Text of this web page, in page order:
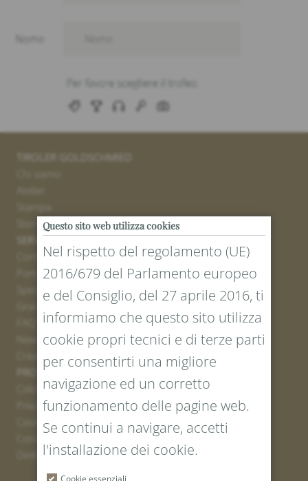
TIROLER GOLDSCHMIED
Stores
SERVICE
Contatto
Portale resi
Spedizione
Grandezze e lunghezze
Newsletter iscrizione
PROTEZIONE LEGALE E DEI DATI
Colofone
Privacy Policy
Cookies
Diritto di recesso
Questo sito web utilizza cookies
Nel rispetto del regolamento (UE)
2016/679 del Parlamento europeo
e del Consiglio, del 27 aprile 2016, ti
informiamo che questo sito utilizza
cookie propri tecnici e di terze parti
per consentirti una migliore
navigazione ed un corretto
funzionamento delle pagine web.
Se continui a navigare, accetti
l'installazione dei cookie.
Cookie essenziali